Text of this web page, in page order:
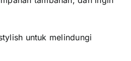
untuk melindungi